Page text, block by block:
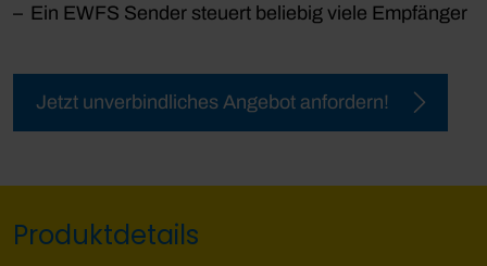
Ein EWFS Sender steuert beliebig viele Empfänger
Jetzt unverbindliches Angebot anfordern!
Produktdetails